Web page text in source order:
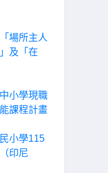
場所主人
及「在
小學現職
課程計畫
小學115
印尼